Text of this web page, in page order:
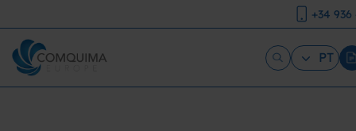
+34
PT